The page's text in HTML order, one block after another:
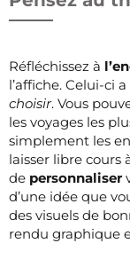
Réfléchissez à
l’affiche. Celui-ci
choisir. Vous
les voyages les
simplement les
laisser libre cours
de personnaliser
d’une idée que
des visuels de
rendu graphique